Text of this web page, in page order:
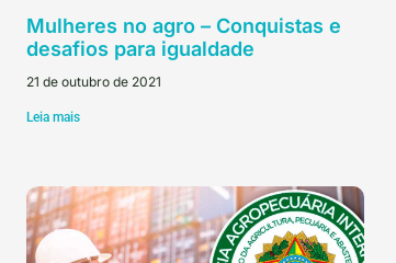
Mulheres no agro – Conquistas e
desafios para igualdade
21 de outubro de 2021
Leia mais